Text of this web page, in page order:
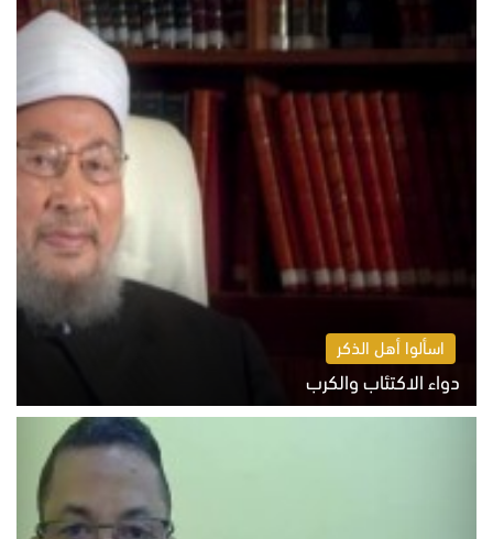
اسألوا أهل الذكر
دواء الاكتئاب والكرب
السبت 8 أغسطس 2026 10:54 ص